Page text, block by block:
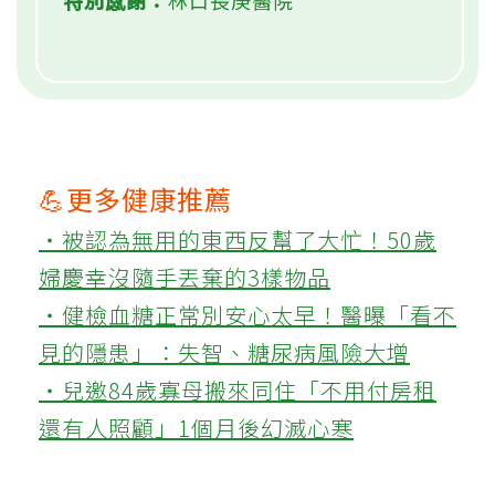
💪更多健康推薦
‧被認為無用的東西反幫了大忙！50歲
婦慶幸沒隨手丟棄的3樣物品
‧健檢血糖正常別安心太早！醫曝「看不
見的隱患」：失智、糖尿病風險大增
‧兒邀84歲寡母搬來同住「不用付房租
還有人照顧」1個月後幻滅心寒